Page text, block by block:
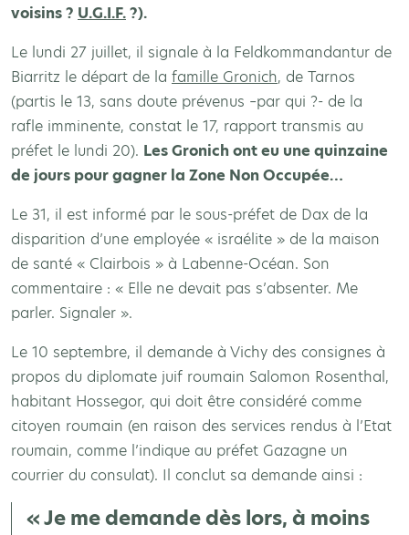
voisins ? U.G.I.F.?).
Le lundi 27 juillet, il signale à la Feldkommandantur de
Biarritz le départ de la famille Gronich, de Tarnos
(partis le 13, sans doute prévenus –par qui ?- de la
rafle imminente, constat le 17, rapport transmis au
préfet le lundi 20). Les Gronich ont eu une quinzaine
de jours pour gagner la Zone Non Occupée…
Le 31, il est informé par le sous-préfet de Dax de la
disparition d’une employée « israélite » de la maison
de santé « Clairbois » à Labenne-Océan. Son
commentaire : « Elle ne devait pas s’absenter. Me
parler. Signaler ».
Le 10 septembre, il demande à Vichy des consignes à
propos du diplomate juif roumain Salomon Rosenthal,
habitant Hossegor, qui doit être considéré comme
citoyen roumain (en raison des services rendus à l’Etat
roumain, comme l’indique au préfet Gazagne un
courrier du consulat). Il conclut sa demande ainsi :
« Je me demande dès lors, à moins